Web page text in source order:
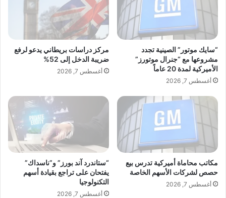
ع
م
ن
ا
ط
ى
أ
د
و
ل
ر
ب
ع
ا
ر
ت
و
ق
“سايك موتور” الصينية تجدد
مشروعها مع “جنرال موتورز”
الأميركية لمدة 20 عاماً
أغسطس 7, 2026
مركز دراسات بريطاني يدعو لرفع
ضريبة الدخل إلى 52%
أغسطس 7, 2026
مكاتب محاماة أميركية تدرس بيع
حصص لشركات الأسهم الخاصة
أغسطس 7, 2026
“ستاندرد آند بورز” و”ناسداك”
يفتحان على تراجع بقيادة أسهم
التكنولوجيا
أغسطس 7, 2026